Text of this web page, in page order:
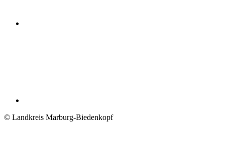
© Landkreis Marburg-Biedenkopf